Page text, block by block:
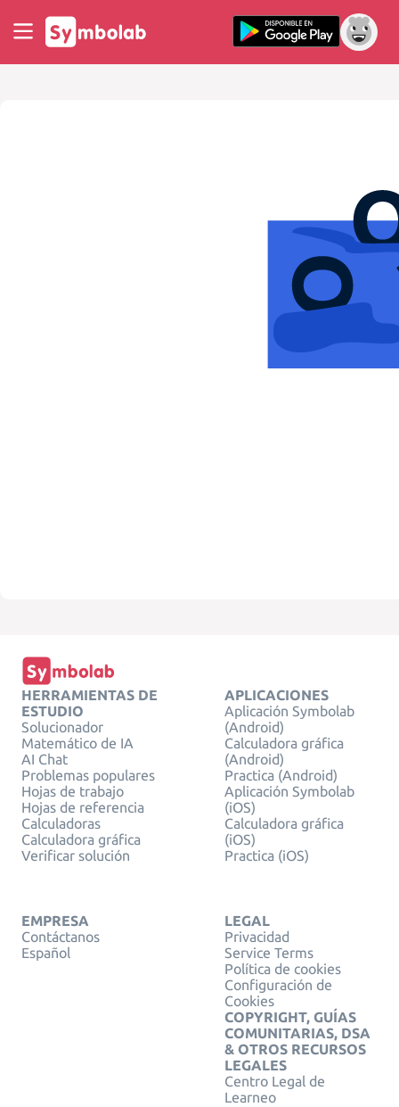
HERRAMIENTAS DE
ESTUDIO
Solucionador
Matemático de IA
AI Chat
Problemas populares
Hojas de trabajo
Hojas de referencia
Calculadoras
Calculadora gráfica
Verificar solución
APLICACIONES
Aplicación Symbolab
(Android)
Calculadora gráfica
(Android)
Practica (Android)
Aplicación Symbolab
(iOS)
Calculadora gráfica
(iOS)
Practica (iOS)
EMPRESA
Contáctanos
Español
LEGAL
Privacidad
Service Terms
Política de cookies
Configuración de
Cookies
COPYRIGHT, GUÍAS
COMUNITARIAS, DSA
& OTROS RECURSOS
LEGALES
Centro Legal de
Learneo